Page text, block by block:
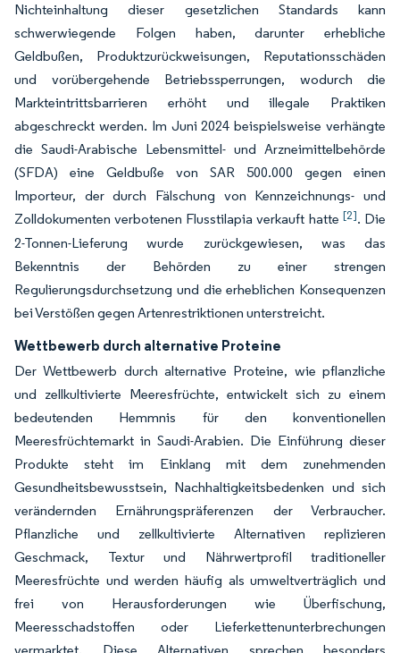
Nichteinhaltung dieser gesetzlichen Standards kann
schwerwiegende Folgen haben, darunter erhebliche
Geldbußen, Produktzurückweisungen, Reputationsschäden
und vorübergehende Betriebssperrungen, wodurch die
Markteintrittsbarrieren erhöht und illegale Praktiken
abgeschreckt werden. Im Juni 2024 beispielsweise verhängte
die Saudi-Arabische Lebensmittel- und Arzneimittelbehörde
(SFDA) eine Geldbuße von SAR 500.000 gegen einen
Importeur, der durch Fälschung von Kennzeichnungs- und
Zolldokumenten verbotenen Flusstilapia verkauft hatte [2]. Die
2-Tonnen-Lieferung wurde zurückgewiesen, was das
Bekenntnis der Behörden zu einer strengen
Regulierungsdurchsetzung und die erheblichen Konsequenzen
bei Verstößen gegen Artenrestriktionen unterstreicht.
Wettbewerb durch alternative Proteine
Der Wettbewerb durch alternative Proteine, wie pflanzliche
und zellkultivierte Meeresfrüchte, entwickelt sich zu einem
bedeutenden Hemmnis für den konventionellen
Meeresfrüchtemarkt in Saudi-Arabien. Die Einführung dieser
Produkte steht im Einklang mit dem zunehmenden
Gesundheitsbewusstsein, Nachhaltigkeitsbedenken und sich
verändernden Ernährungspräferenzen der Verbraucher.
Pflanzliche und zellkultivierte Alternativen replizieren
Geschmack, Textur und Nährwertprofil traditioneller
Meeresfrüchte und werden häufig als umweltverträglich und
frei von Herausforderungen wie Überfischung,
Meeresschadstoffen oder Lieferkettenunterbrechungen